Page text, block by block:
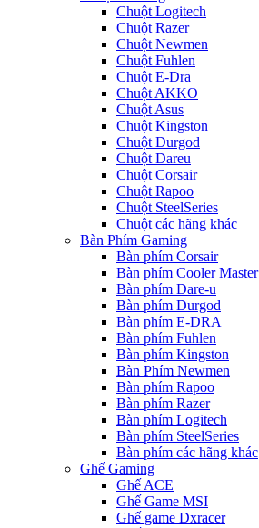
Chuột Logitech
Chuột Razer
Chuột Newmen
Chuột Fuhlen
Chuột E-Dra
Chuột AKKO
Chuột Asus
Chuột Kingston
Chuột Durgod
Chuột Dareu
Chuột Corsair
Chuột Rapoo
Chuột SteelSeries
Chuột các hãng khác
Bàn Phím Gaming
Bàn phím Corsair
Bàn phím Cooler Master
Bàn phím Dare-u
Bàn phím Durgod
Bàn phím E-DRA
Bàn phím Fuhlen
Bàn phím Kingston
Bàn Phím Newmen
Bàn phím Rapoo
Bàn phím Razer
Bàn phím Logitech
Bàn phím SteelSeries
Bàn phím các hãng khác
Ghế Gaming
Ghế ACE
Ghế Game MSI
Ghế game Dxracer